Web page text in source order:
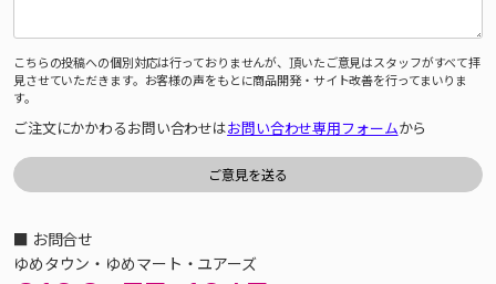
こちらの投稿への個別対応は行っておりませんが、頂いたご意見はスタッフがすべて拝
見させていただきます。お客様の声をもとに商品開発・サイト改善を行ってまいりま
す。
ご注文にかかわるお問い合わせはお問い合わせ専用フォームから
■ お問合せ
ゆめタウン・ゆめマート・ユアーズ